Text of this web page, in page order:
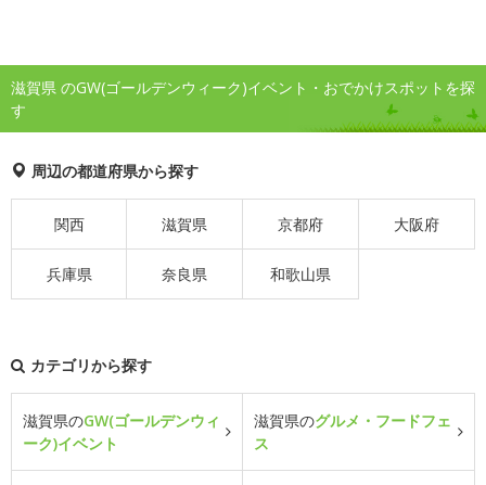
滋賀県 のGW(ゴールデンウィーク)イベント・おでかけスポットを探
す
周辺の都道府県から探す
関西 滋賀県 京都府 大阪府
兵庫県 奈良県 和歌山県
カテゴリから探す
滋賀県のGW(ゴールデンウィ
ーク)イベント
滋賀県のグルメ・フードフェ
ス